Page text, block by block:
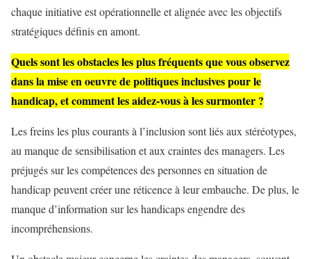
chaque initiative est opérationnelle et alignée avec les objectifs
stratégiques définis en amont.
Quels sont les obstacles les plus fréquents que vous observez
dans la mise en oeuvre de politiques inclusives pour le
handicap, et comment les aidez-vous à les surmonter ?
Les freins les plus courants à l’inclusion sont liés aux stéréotypes,
au manque de sensibilisation et aux craintes des managers. Les
préjugés sur les compétences des personnes en situation de
handicap peuvent créer une réticence à leur embauche. De plus, le
manque d’information sur les handicaps engendre des
incompréhensions.